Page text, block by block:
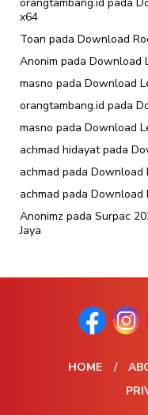
orangtambang.id pada
x64
Toan pada Download
Anonim pada Download
masno pada Download
orangtambang.id pada
masno pada Download
achmad hidayatpada
achmad pada Download
achmad pada Download
Anonimz pada Surpac
Jaya
HOME